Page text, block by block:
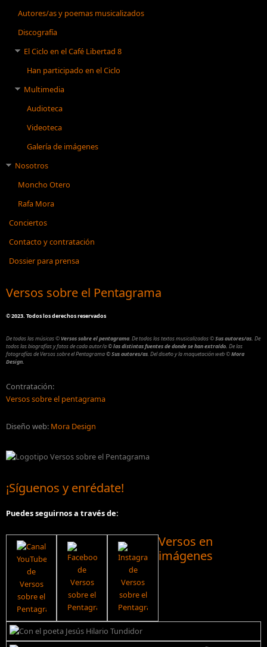
Autores/as y poemas musicalizados
Discografía
El Ciclo en el Café Libertad 8
Han participado en el Ciclo
Multimedia
Audioteca
Videoteca
Galería de imágenes
Nosotros
Moncho Otero
Rafa Mora
Conciertos
Contacto y contratación
Dossier para prensa
Versos sobre el Pentagrama
©2023. Todos los derechos reservados
De todas las músicas© Versos sobre el pentagrama. De todos los textos musicalizados©Sus autores/as. De
todos las biografías y fotos de cada autor/a© las distintas fuentes de donde se han extraído. De las
fotografías de Versos sobre el Pentagrama© Sus autores/as. Del diseño y la maquetación web©Mora
Design.
Contratación:
Versos sobre el pentagrama
Diseño web: Mora Design
¡Síguenos y enrédate!
Puedes seguirnos a través de:
Versos en
imágenes